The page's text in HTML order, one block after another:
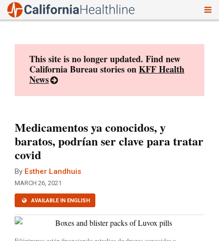
This site is no longer updated. Find new
California Bureau stories onKFF Health
News
Medicamentos ya conocidos, y
baratos, podrían ser clave para tratar
covid
By Esther Landhuis
MARCH 26, 2021
AVAILABLE IN ENGLISH